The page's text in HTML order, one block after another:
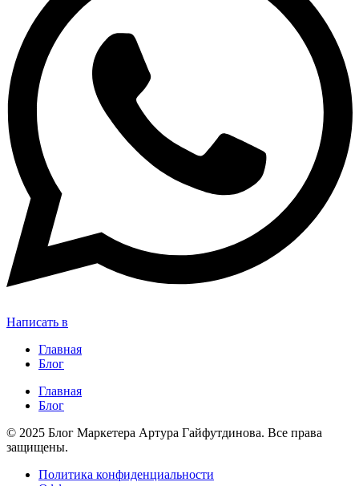
Написать в
Главная
Блог
Главная
Блог
© 2025 Блог Маркетера Артура Гайфутдинова. Все права
защищены.
Политика конфиденциальности